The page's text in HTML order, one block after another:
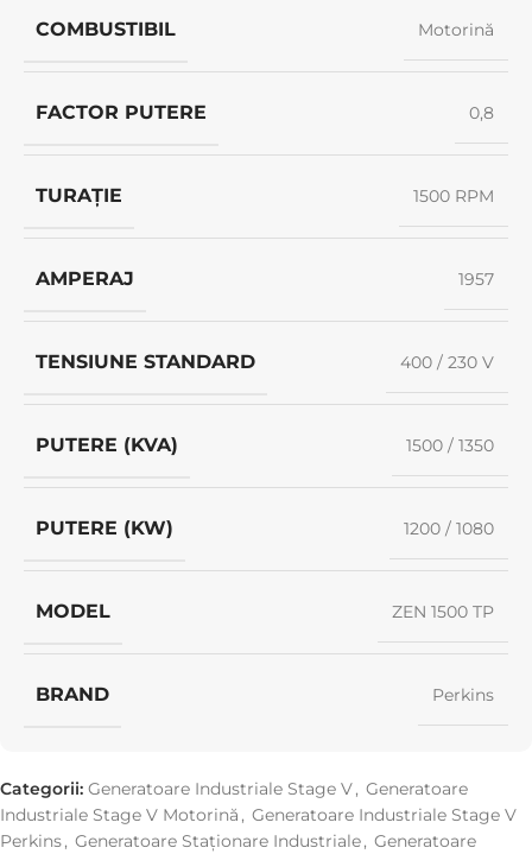
COMBUSTIBIL Motorină
FACTOR PUTERE 0,8
TURAȚIE 1500 RPM
AMPERAJ 1957
TENSIUNE STANDARD 400 / 230 V
PUTERE (KVA) 1500 / 1350
PUTERE (KW) 1200 / 1080
MODEL ZEN 1500 TP
BRAND Perkins
Categorii: Generatoare Industriale Stage V, Generatoare
Industriale Stage V Motorină , Generatoare Industriale Stage V
Perkins, Generatoare Staționare Industriale, Generatoare